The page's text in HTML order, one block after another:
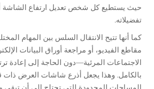
حيث يستطيع كل شخص تعديل ارتفاع الشاشة
تفضيلاته.
كما أنها تتيح الانتقال السلس بين المهام
مقاطع الفيديو، أو مراجعة أوراق البيانات
الاجتماعات المرئية—دون الحاجة إلى إعادة
بالكامل. وهذا يجعل أذرع شاشات العرض ذات